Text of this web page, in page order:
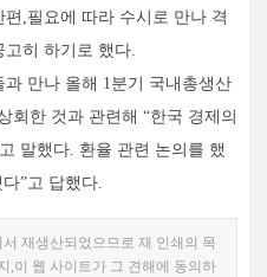
,필요에 따라 수시로 만나 격
히 하기로 했다.
만나 올해 1분기 국내총생산
회한 것과 관련해 “한국 경제의
말했다. 환율 관련 논의를 했
”고 답했다.
재생산되었으므로 재 인쇄의 목
,이 웹 사이트가 그 견해에 동의하